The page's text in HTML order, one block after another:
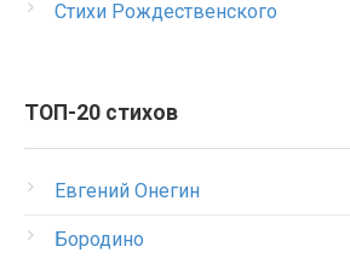
Стихи Рождественского
ТОП-20 стихов
Евгений Онегин
Бородино